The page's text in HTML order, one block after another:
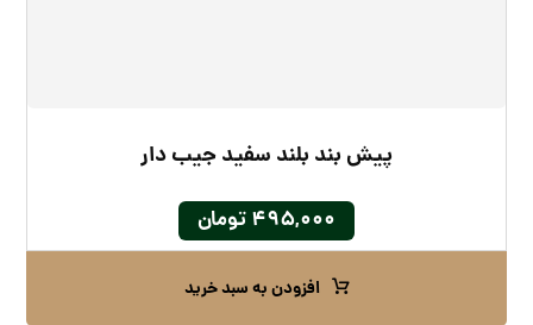
پیش بند بلند سفید جیب دار
۴۹۵,۰۰۰تومان
افزودن به سبد خرید